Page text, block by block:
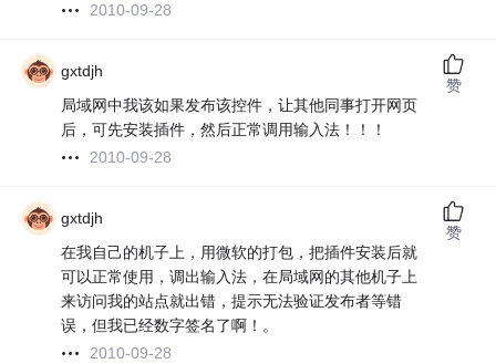
2010-09-28
gxtdjh
局域网中我该如果发布该控件，让其他同事打开网页
后，可先安装插件，然后正常调用输入法！！！
2010-09-28
赞
gxtdjh
在我自己的机子上，用微软的打包，把插件安装后就
可以正常使用，调出输入法，在局域网的其他机子上
来访问我的站点就出错，提示无法验证发布者等错
误，但我已经数字签名了啊！。
2010-09-28
赞